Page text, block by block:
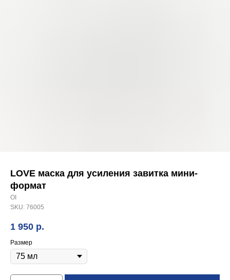
LOVE маска для усиления завитка мини-
формат
OI
SKU: 76005
1 950 р.
Размер